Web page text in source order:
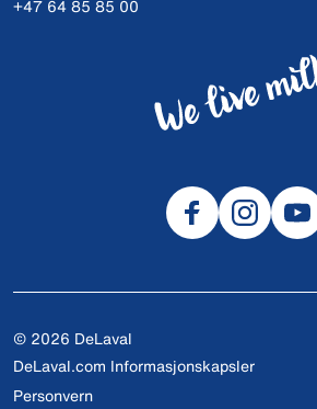
+47 64 85 85 00
© 2026 DeLaval
DeLaval.com Informasjonskapsler
Personvern